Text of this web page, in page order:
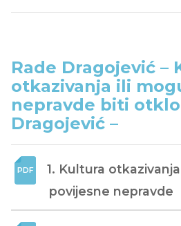
Rade Dragojević –
otkazivanja ili
nepravde biti
Dragojević –
1. Kultura
povijesne nepravde